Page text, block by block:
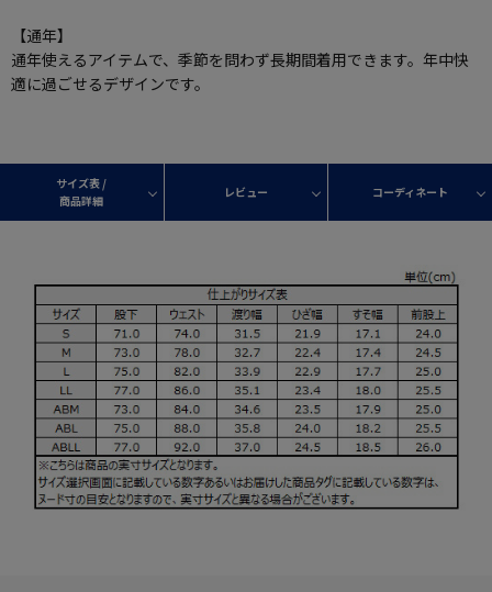
【通年】
通年使えるアイテムで、季節を問わず長期間着用できます。年中快
適に過ごせるデザインです。
サイズ表 /
商品詳細
レビュー コーディネート